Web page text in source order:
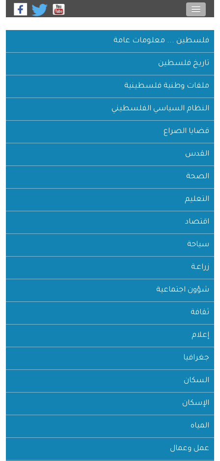
فلسطين ... معلومات عامة
تاريخ فلسطين
ملفات وطنية فلسطينية
النظام السياسي الفلسطيني
قضايا الصراع
القدس
الصحة
التعليم
اقتصاد
سياحة
زراعـة
شؤون اجتماعية
ثقافة
إعلام
جغرافيا
السكان
الإسكان
المياه
عمل وعمال